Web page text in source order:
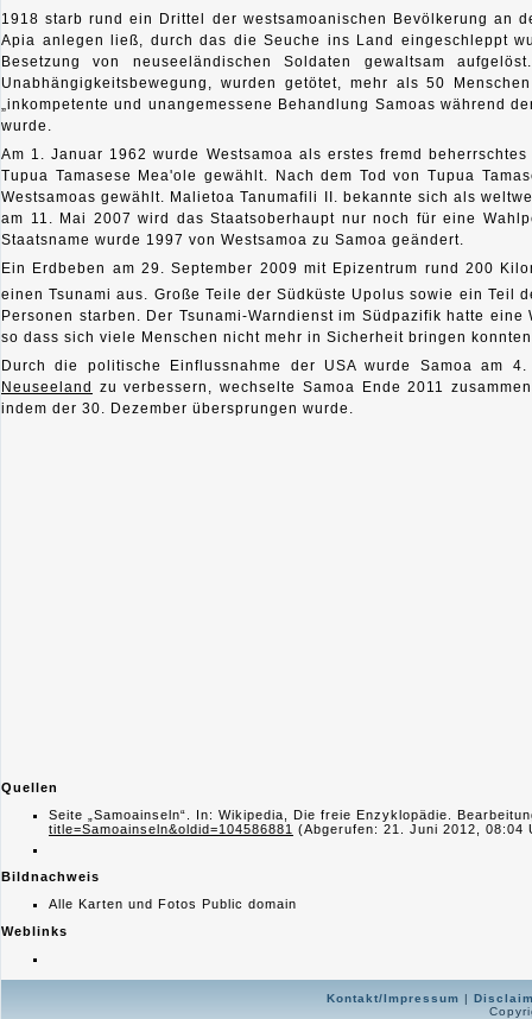
1918 starb rund ein Drittel der westsamoanischen Bevölkerung an
Apia anlegen ließ, durch das die Seuche ins Land eingeschleppt
Besetzung von neuseeländischen Soldaten gewaltsam
Unabhängigkeitsbewegung, wurden getötet, mehr als 50
„inkompetente und unangemessene Behandlung Samoas während
wurde.
Am 1. Januar 1962 wurde Westsamoa als erstes fremd
Tupua Tamasese Mea'ole gewählt. Nach dem Tod von Tupua
Westsamoas gewählt. Malietoa Tanumafili II. bekannte sich als
am 11. Mai 2007 wird das Staatsoberhaupt nur noch für eine
Staatsname wurde 1997 von Westsamoa zu Samoa geändert.
Ein Erdbeben am 29. September 2009 mit Epizentrum rund 200
einen Tsunami aus. Große Teile der Südküste Upolus sowie ein Teil
Personen starben. Der Tsunami-Warndienst im Südpazifik hatte
so dass sich viele Menschen nicht mehr in Sicherheit bringen
Durch die politische Einflussnahme der USA wurde Samoa am
Neuseeland
zu verbessern, wechselte Samoa Ende 2011
indem der 30. Dezember übersprungen wurde.
Quellen
Seite „Samoainseln“. In: Wikipedia, Die freie Enzyklopädie.
title=Samoainseln&oldid=104586881 (Abgerufen: 21. Juni 2012, 08:04
Bildnachweis
Alle Karten und Fotos Public domain
Weblinks
Kontakt/Impressum |